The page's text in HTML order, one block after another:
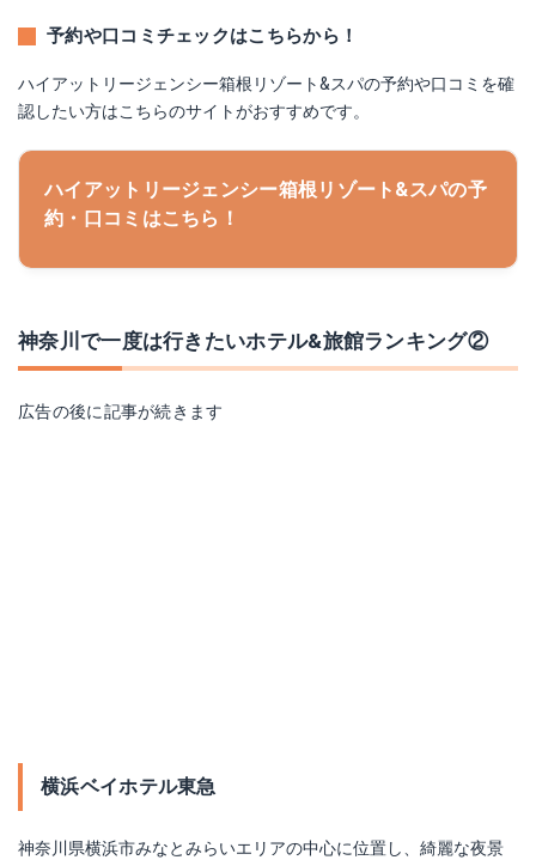
予約や口コミチェックはこちらから！
ハイアットリージェンシー箱根リゾート&スパの予約や口コミを確
認したい方はこちらのサイトがおすすめです。
ハイアットリージェンシー箱根リゾート&スパの予
約・口コミはこちら！
神奈川で一度は行きたいホテル&旅館ランキング②
広告の後に記事が続きます
横浜ベイホテル東急
神奈川県横浜市みなとみらいエリアの中心に位置し、綺麗な夜景